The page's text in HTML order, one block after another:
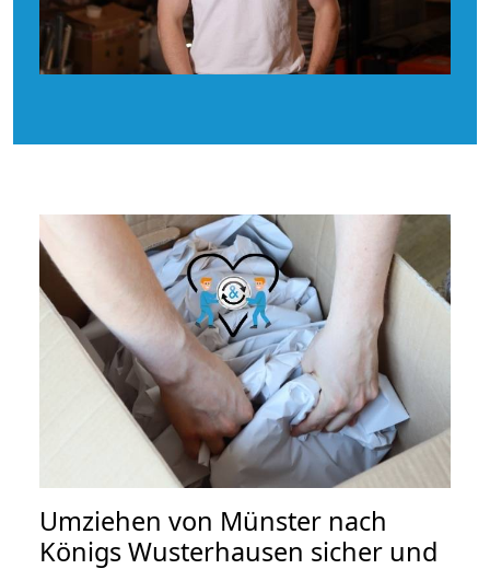
Umziehen von Münster nach
Königs Wusterhausen sicher und